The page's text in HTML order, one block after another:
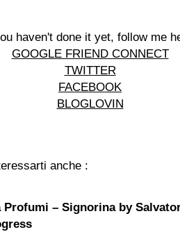
haven't done it yet, follow me
GOOGLE FRIEND CONNECT
TWITTER
FACEBOOK
BLOGLOVIN
anche :
Profumi – Signorina by